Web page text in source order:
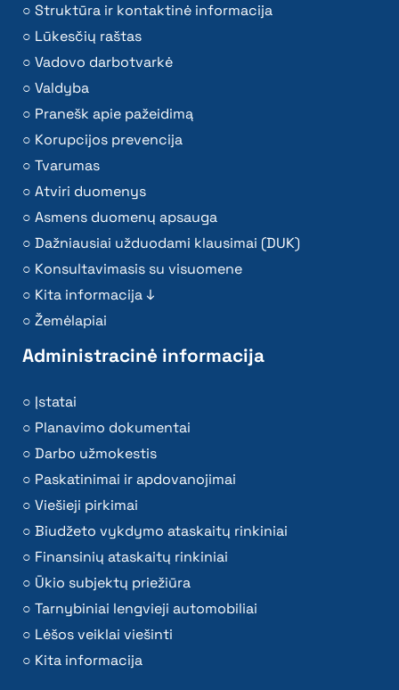
Struktūra ir kontaktinė informacija
Lūkesčių raštas
Vadovo darbotvarkė
Valdyba
Pranešk apie pažeidimą
Korupcijos prevencija
Tvarumas
Atviri duomenys
Asmens duomenų apsauga
Dažniausiai užduodami klausimai (DUK)
Konsultavimasis su visuomene
Kita informacija ↓
Žemėlapiai
Administracinė informacija
Įstatai
Planavimo dokumentai
Darbo užmokestis
Paskatinimai ir apdovanojimai
Viešieji pirkimai
Biudžeto vykdymo ataskaitų rinkiniai
Finansinių ataskaitų rinkiniai
Ūkio subjektų priežiūra
Tarnybiniai lengvieji automobiliai
Lėšos veiklai viešinti
Kita informacija